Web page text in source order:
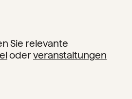
Sie relevante
oderveranstaltungen